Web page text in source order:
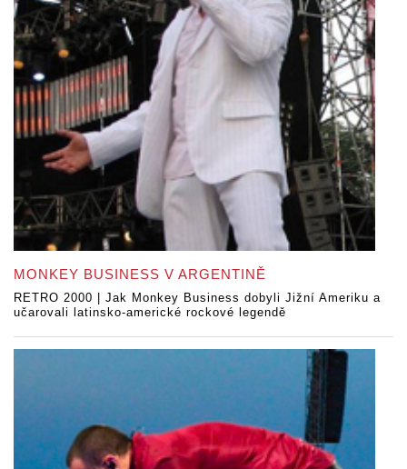
MONKEY BUSINESS V ARGENTINĚ
RETRO 2000 | Jak Monkey Business dobyli Jižní Ameriku a
učarovali latinsko-americké rockové legendě